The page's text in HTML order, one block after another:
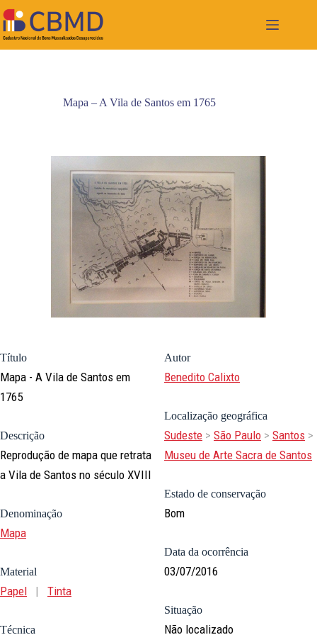
para
o
conteúdo
Mapa – A Vila de Santos em 1765
Título
Mapa - A Vila de Santos em
1765
Descrição
Reprodução de mapa que retrata
a Vila de Santos no século XVIII
Denominação
Mapa
Material
Papel | Tinta
Técnica
Autor
Benedito Calixto
Localização geográfica
Sudeste > São Paulo > Santos >
Museu de Arte Sacra de Santos
Estado de conservação
Bom
Data da ocorrência
03/07/2016
Situação
Não localizado